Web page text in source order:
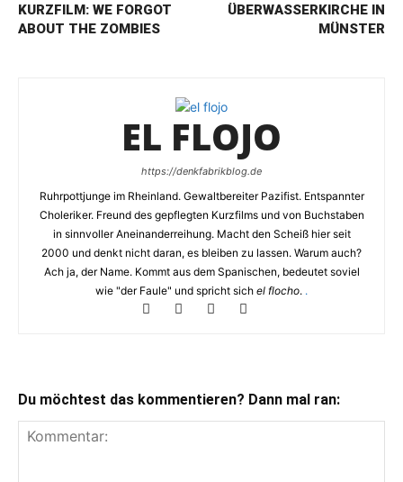
KURZFILM: WE FORGOT
ABOUT THE ZOMBIES
ÜBERWASSERKIRCHE IN
MÜNSTER
EL FLOJO
https://denkfabrikblog.de
Ruhrpottjunge im Rheinland. Gewaltbereiter Pazifist. Entspannter
Choleriker. Freund des gepflegten Kurzfilms und von Buchstaben
in sinnvoller Aneinanderreihung. Macht den Scheiß hier seit
2000 und denkt nicht daran, es bleiben zu lassen. Warum auch?
Ach ja, der Name. Kommt aus dem Spanischen, bedeutet soviel
wie "der Faule" und spricht sich el flocho. .
Du möchtest das kommentieren? Dann mal ran: